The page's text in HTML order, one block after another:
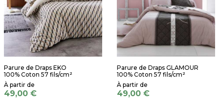
Parure de Draps EKO
100% Coton 57 fils/cm²
49,00 €
Parure de Draps GLAMOUR
100% Coton 57 fils/cm²
49,00 €